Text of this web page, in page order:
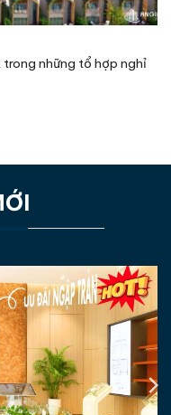
trong những tổ hợp nghỉ